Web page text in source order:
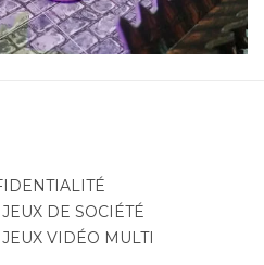
DE SOCIÉTÉ
VIDÉO MULTI